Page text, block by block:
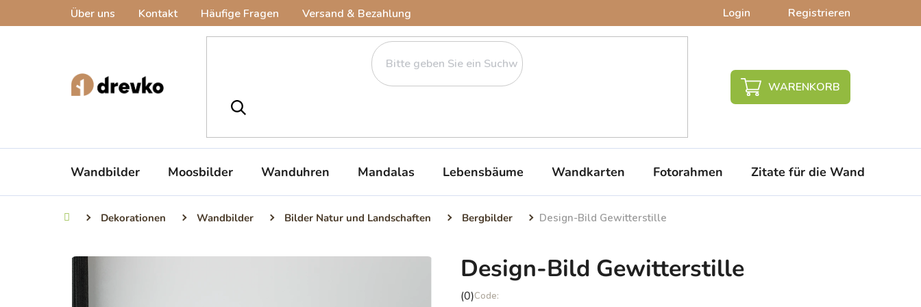
Über uns Kontakt Häufige Fragen Versand & Bezahlung Login Registrieren
WARENKORB
Wandbilder Moosbilder Wanduhren Mandalas Lebensbäume Wandkarten Fotorahmen Zitate für die Wand
StartseiteDekorationen Wandbilder Bilder Natur und Landschaften Bergbilder Design-Bild Gewitterstille
Design-Bild Gewitterstille
Die
(0)